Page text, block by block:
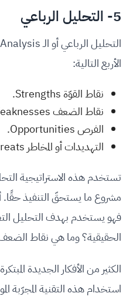
5- التحليل الرباعي
الأربع التالية:
نقاط القوّة Strengths.
نقاط الضعف Weaknesses.
الفرص Opportunities.
التهديدات أو المخاطر Threats.
تستخدم هذه الاستراتيجية
مشروع ما يستحقّ التنفيذ حقًا.
فهو يستخدم بهدف التحليل
الحقيقية؟ وما هي نقاط الضعف
الكثير من الأفكار الجديدة
استخدام هذه التقنية المجرّبة